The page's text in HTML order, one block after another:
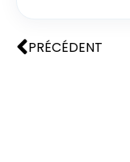
PRÉCÉDENT